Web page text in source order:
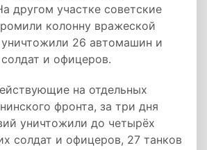
другом участке советские
колонну вражеской
26 автомашин и
и офицеров.
на отдельных
фронта, за три дня
уничтожили до четырёх
солдат и офицеров, 27 танков